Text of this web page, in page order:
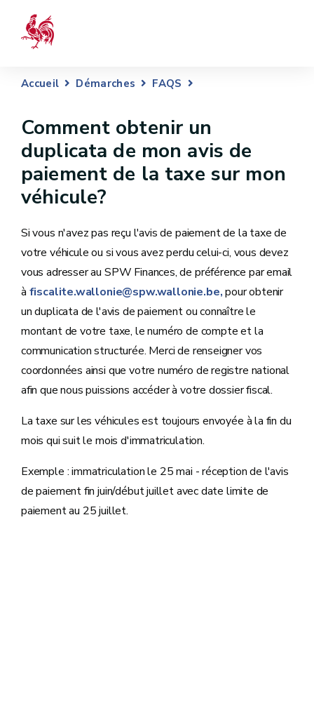
Accueil Démarches FAQS
Comment obtenir un
duplicata de mon avis de
paiement de la taxe sur mon
véhicule?
Si vous n'avez pas reçu l'avis de paiement de la taxe de
votre véhicule ou si vous avez perdu celui-ci, vous devez
vous adresser au SPW Finances, de préférence par email
à fiscalite.wallonie@spw.wallonie.be,pour obtenir
un duplicata de l'avis de paiement ou connaître le
montant de votre taxe, le numéro de compte et la
communication structurée. Merci de renseigner vos
coordonnées ainsi que votre numéro de registre national
afin que nous puissions accéder à votre dossier fiscal.
La taxe sur les véhicules est toujours envoyée à la fin du
mois qui suit le mois d'immatriculation.
Exemple : immatriculation le 25 mai - réception de l'avis
de paiement fin juin/début juillet avec date limite de
paiement au 25 juillet.